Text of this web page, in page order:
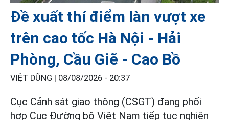
Đề xuất thí điểm làn vượt xe
trên cao tốc Hà Nội - Hải
Phòng, Cầu Giẽ - Cao Bồ
VIỆT DŨNG | 08/08/2026 - 20:37
Cục Cảnh sát giao thông (CSGT) đang phối
hợp Cục Đường bộ Việt Nam tiếp tục nghiên